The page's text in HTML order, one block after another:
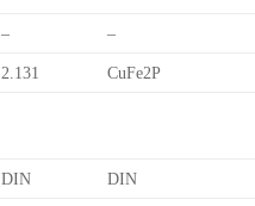
– –
2.131 CuFe2P
DIN DIN